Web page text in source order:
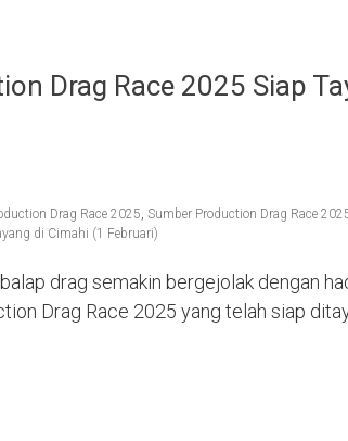
Drag Race 2025 Siap
Drag Race 2025, Sumber Production Drag Race
di Cimahi (1 Februari)
drag semakin bergejolak dengan
Drag Race 2025 yang telah siap